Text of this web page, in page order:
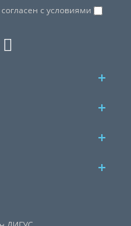
с условиями